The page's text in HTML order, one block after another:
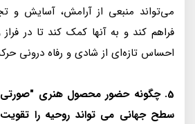
می‌تواند منبعی از آرامش، آسایش و
فراهم کند و به آنها کمک کند تا در
احساس تازه‌ای از شادی و رفاه درونی
5. چگونه حضور محصول هنری
سطح جهانی می تواند روحیه را تقویت